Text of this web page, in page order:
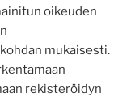
oikeuden
mukaisesti.
rekisteröidyn